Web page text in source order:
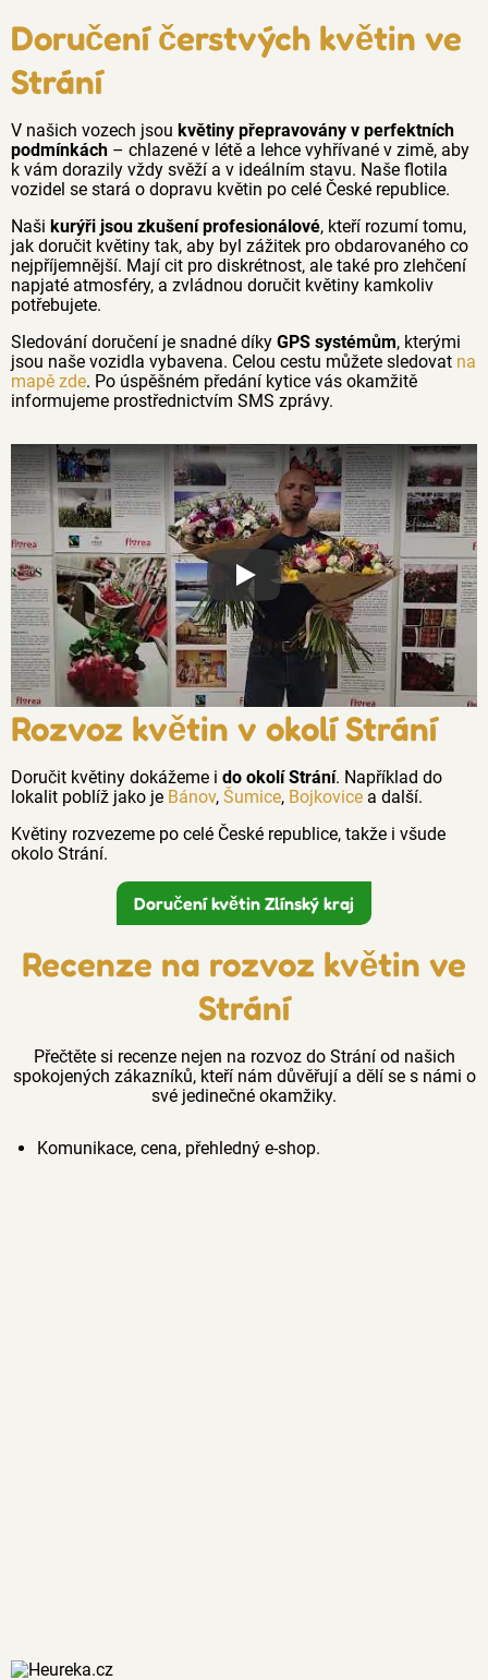
Doručení čerstvých květin ve
Strání
V našich vozech jsou květiny přepravovány v perfektních
podmínkách – chlazené v létě a lehce vyhřívané v zimě, aby
k vám dorazily vždy svěží a v ideálním stavu. Naše flotila
vozidel se stará o dopravu květin po celé České republice.
Naši kurýři jsou zkušení profesionálové, kteří rozumí tomu,
jak doručit květiny tak, aby byl zážitek pro obdarovaného co
nejpříjemnější. Mají cit pro diskrétnost, ale také pro zlehčení
napjaté atmosféry, a zvládnou doručit květiny kamkoliv
potřebujete.
Sledování doručení je snadné díky GPS systémům, kterými
jsou naše vozidla vybavena. Celou cestu můžete sledovat na
mapě zde. Po úspěšném předání kytice vás okamžitě
informujeme prostřednictvím SMS zprávy.
Proč jsou květiny z Florea tak
Rozvoz květin v okolí Strání
Doručit květiny dokážeme i do okolí Strání. Například do
lokalit poblíž jako je Bánov, Šumice, Bojkovice a další.
Květiny rozvezeme po celé České republice, takže i všude
okolo Strání.
Doručení květin Zlínský kraj
Recenze na rozvoz květin ve
Strání
Přečtěte si recenze nejen na rozvoz do Strání od našich
spokojených zákazníků, kteří nám důvěřují a dělí se s námi o
své jedinečné okamžiky.
Komunikace, cena, přehledný e-shop.